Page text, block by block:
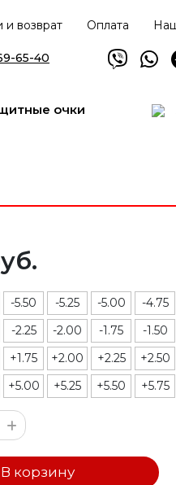
и возврат Оплата
65-40
очки
-5.50 -5.25 -5.00 -4.75
-2.25 -2.00 -1.75 -1.50
+1.75 +2.00 +2.25 +2.50
+5.00 +5.25 +5.50 +5.75
В корзину